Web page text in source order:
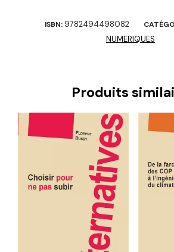
ISBN: 9782494498082
NUMERIQUES
Produits